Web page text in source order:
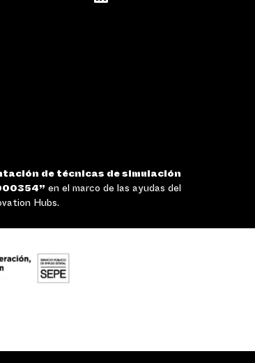
de técnicas de simulación
en el marco de las ayudas del
Hubs.